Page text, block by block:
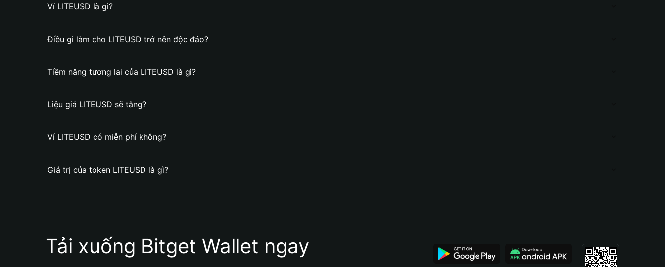
Ví LITEUSD là gì?
Điều gì làm cho LITEUSD trở nên độc đáo?
Tiềm năng tương lai của LITEUSD là gì?
Liệu giá LITEUSD sẽ tăng?
Ví LITEUSD có miễn phí không?
Giá trị của token LITEUSD là gì?
Tải xuống Bitget Wallet ngay